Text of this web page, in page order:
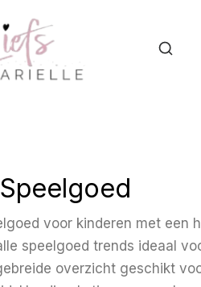
Speelgoed
voor kinderen met een
speelgoed trends ideaal
overzicht geschikt